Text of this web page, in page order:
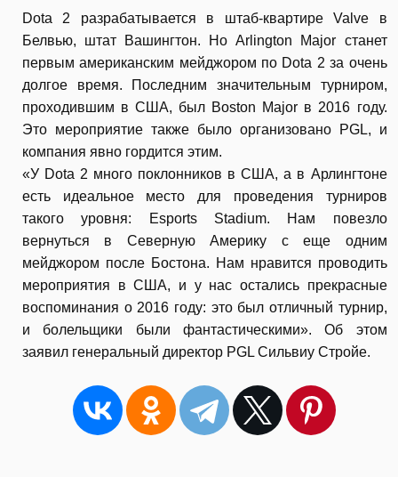
Dota 2 разрабатывается в штаб-квартире Valve в
Белвью, штат Вашингтон. Но Arlington Major станет
первым американским мейджором по Dota 2 за очень
долгое время. Последним значительным турниром,
проходившим в США, был Boston Major в 2016 году.
Это мероприятие также было организовано PGL, и
компания явно гордится этим.
«У Dota 2 много поклонников в США, а в Арлингтоне
есть идеальное место для проведения турниров
такого уровня: Esports Stadium. Нам повезло
вернуться в Северную Америку с еще одним
мейджором после Бостона. Нам нравится проводить
мероприятия в США, и у нас остались прекрасные
воспоминания о 2016 году: это был отличный турнир,
и болельщики были фантастическими». Об этом
заявил генеральный директор PGL Сильвиу Стройе.